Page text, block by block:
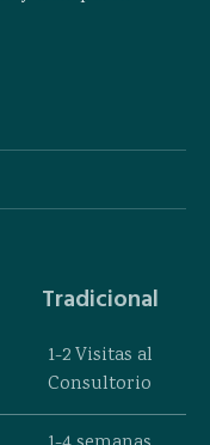
Tradicional
1-2 Visitas al
Consultorio